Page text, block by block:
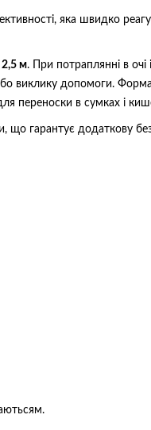
яка швидко
2,5 м. При потраплянні в очі
виклику допомоги.
переноски в сумках і
що гарантує додаткову